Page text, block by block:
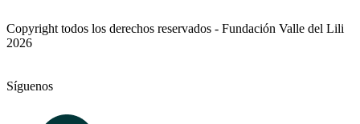
Copyright todos los derechos reservados - Fundación Valle del Lili
2026
Síguenos